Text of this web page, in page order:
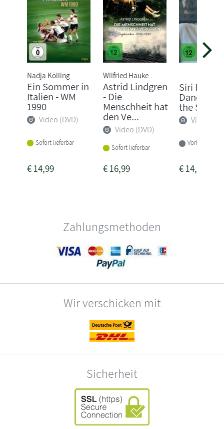
Nadja Kölling
Ein Sommer in
Italien - WM
1990
Video (DVD)
Sofort lieferbar
€14,99
Wilfried Hauke
Astrid Lindgren
- Die
Menschheit hat
den Ve...
Video (DVD)
Sofort lieferbar
€16,99
Siri
Dance
the Self
Video
Vorbestellbar
€14,99
Zahlungsmethoden
Wir verschicken mit
Sicherheit